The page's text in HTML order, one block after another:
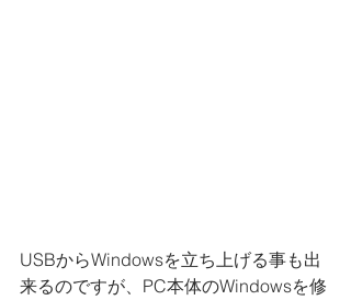
USBからWindowsを立ち上げる事も出
来るのですが、PC本体のWindowsを修